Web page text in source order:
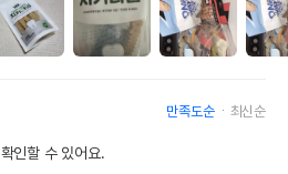
만족도순 최신순
인할 수 있어요.